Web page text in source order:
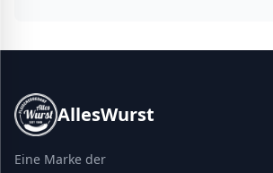
AllesWurst
Eine Marke der